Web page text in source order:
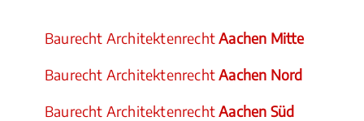
Baurecht ArchitektenrechtAachen Mitte
Baurecht ArchitektenrechtAachen Nord
Baurecht ArchitektenrechtAachen Süd